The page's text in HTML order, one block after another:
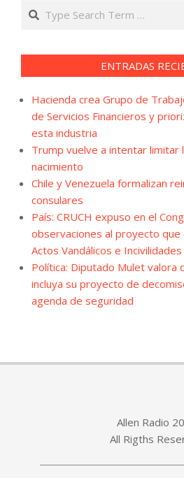
Search
ENTRADAS
Hacienda crea Grupo de
de Servicios Financieros y
esta industria
Trump vuelve a intentar limitar
nacimiento
Chile y Venezuela formalizan
consulares
País: CRUCH expuso en el
observaciones al proyecto
Actos Vandálicos e Incivilidades
Política: Diputado Mulet valora
incluya su proyecto de
agenda de seguridad
Allen Radio
All Rigths